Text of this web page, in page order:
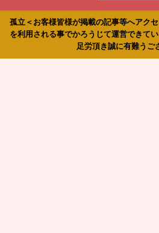
孤立＜お客様皆様が掲載の記事等へアク
を利用される事でかろうじて運営できて
足労頂き誠に有難うご